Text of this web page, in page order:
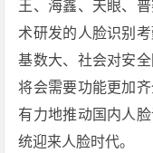
王、海鑫、天眼、
术研发的人脸识别
基数大、社会对安
将会需要功能更加
有力地推动国内人
统迎来人脸时代。